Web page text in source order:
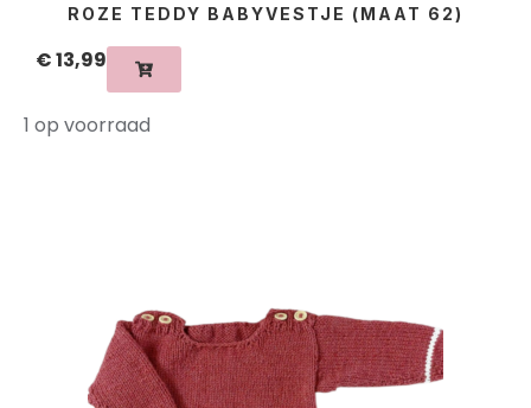
ROZE TEDDY BABYVESTJE (MAAT 62)
€13,99
1 op voorraad